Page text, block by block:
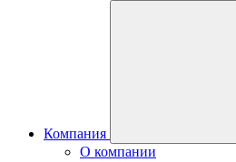
Компания
О компании